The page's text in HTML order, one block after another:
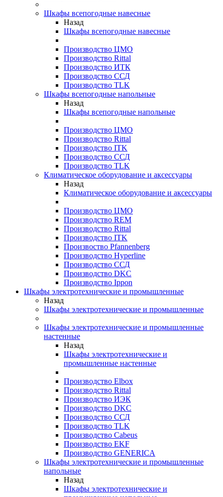
Шкафы всепогодные навесные
Назад
Шкафы всепогодные навесные
Производство ЦМО
Производство Rittal
Производство ИТК
Производство ССД
Производство TLK
Шкафы всепогодные напольные
Назад
Шкафы всепогодные напольные
Производство ЦМО
Производство Rittal
Производство ITK
Производство ССД
Производство TLK
Климатическое оборудование и аксессуары
Назад
Климатическое оборудование и аксессуары
Производство ЦМО
Производство REM
Производство Rittal
Производство ITK
Произвоство Pfannenberg
Производство Hyperline
Производство ССД
Производство DKC
Производство Ippon
Шкафы электротехнические и промышленные
Назад
Шкафы электротехнические и промышленные
Шкафы электротехнические и промышленные
настенные
Назад
Шкафы электротехнические и
промышленные настенные
Производство Elbox
Производство Rittal
Производство ИЭК
Производство DKC
Производство ССД
Производство TLK
Производство Cabeus
Производство EKF
Производство GENERICA
Шкафы электротехнические и промышленные
напольные
Назад
Шкафы электротехнические и